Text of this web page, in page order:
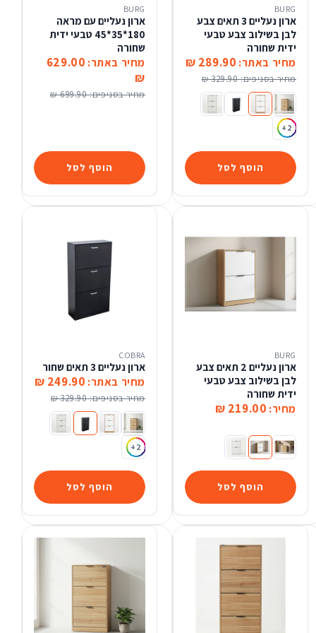
הוסף לסל
BURG
ארון נעליים 3 תאים צבע
לבן בשילוב צבע טבעי
ידית שחורה
מחיר באתר: 289.90 ₪
מחיר בסניפים:329.90 ₪
ארון נעליים 3 תאים טבעי ידית שחורהארון נעליים 3 תאים צבע לבן בשילוב צבע טבעי ידית שחורהארון נעליים 3 תאים שחורארון נעליים 3 תאים צבע לבן
+2
הוסף לסל
BURG
ארון נעליים עם מראה
180*35*45 טבעי ידית
שחורה
מחיר באתר: 629.00
₪
מחיר בסניפים:699.90 ₪
הוסף לסל
BURG
ארון נעליים 2 תאים צבע
לבן בשילוב צבע טבעי
ידית שחורה
מחיר: 219.00 ₪
ארון נעליים 2 תאים טבעי ידית שחורה
ארון נעליים 2 תאים צבע לבן בשילוב צבע טבעי ידית שחורהארון נעליים 2 תאים צבע לבן
הוסף לסל
COBRA
ארון נעליים 3 תאים שחור
מחיר באתר: 249.90 ₪
מחיר בסניפים:329.90 ₪
ארון נעליים 3 תאים טבעי ידית שחורהארון נעליים 3 תאים צבע לבן בשילוב צבע טבעי ידית שחורהארון נעליים 3 תאים שחורארון נעליים 3 תאים צבע לבן
+2